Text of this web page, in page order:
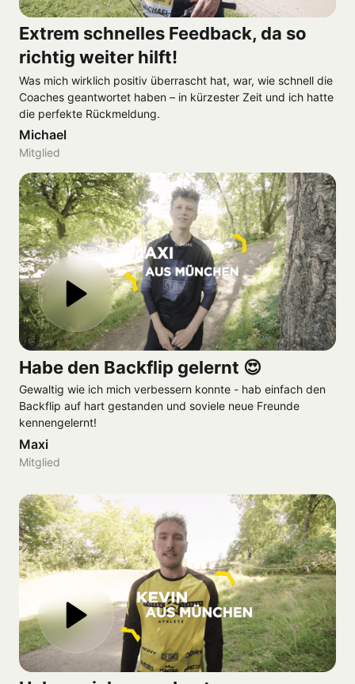
Extrem schnelles Feedback, da so
richtig weiter hilft!
Was mich wirklich positiv überrascht hat, war, wie schnell die
Coaches geantwortet haben – in kürzester Zeit und ich hatte
die perfekte Rückmeldung.
Michael
Mitglied
Habe den Backflip gelernt 😍
Gewaltig wie ich mich verbessern konnte - hab einfach den
Backflip auf hart gestanden und soviele neue Freunde
kennengelernt!
Maxi
Mitglied